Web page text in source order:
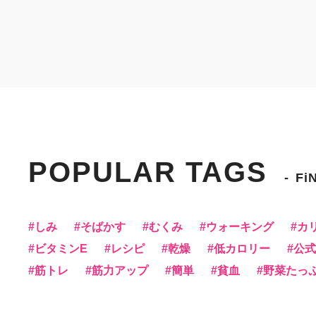
POPULAR TAGS
しみ そばかす むくみ ウォーキング カ
ビタミンE
レシピ 乾燥 低カロリー 公
筋トレ
筋力アップ 簡単 貧血 野菜たっ